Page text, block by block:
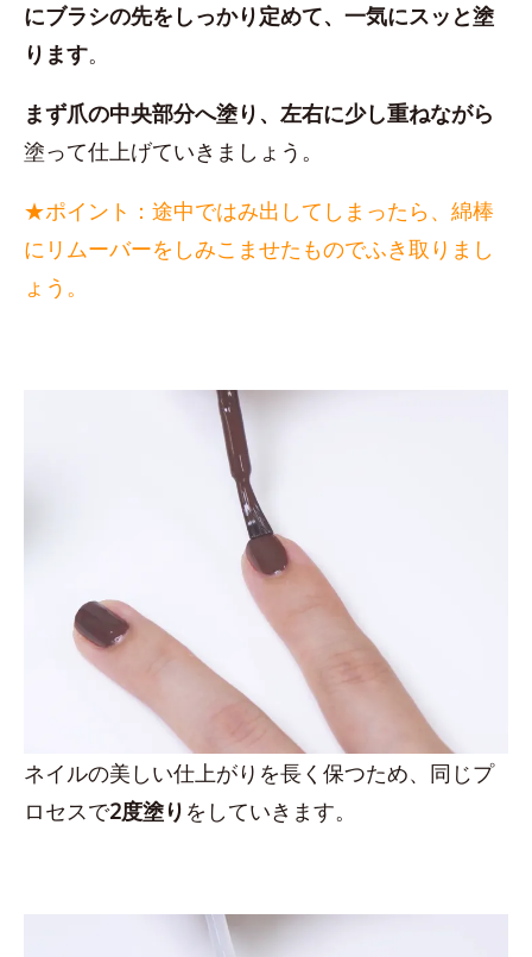
にブラシの先をしっかり定めて、一気にスッと塗
ります。
まず爪の中央部分へ塗り、左右に少し重ねながら
塗って仕上げていきましょう。
★ポイント：途中ではみ出してしまったら、綿棒
にリムーバーをしみこませたものでふき取りまし
ょう。
ネイルの美しい仕上がりを長く保つため、同じプ
ロセスで2度塗り をしていきます。